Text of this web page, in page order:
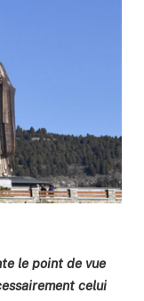
le point de vue
celui